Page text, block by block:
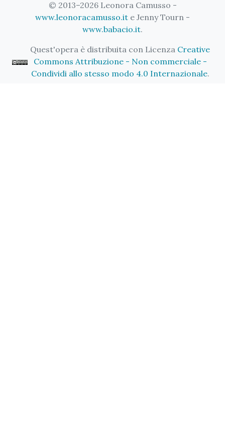
© 2013–2026 Leonora Camusso -
www.leonoracamusso.it e Jenny Tourn -
www.babacio.it.
Quest'opera è distribuita con Licenza Creative
Commons Attribuzione - Non commerciale -
Condividi allo stesso modo 4.0 Internazionale.